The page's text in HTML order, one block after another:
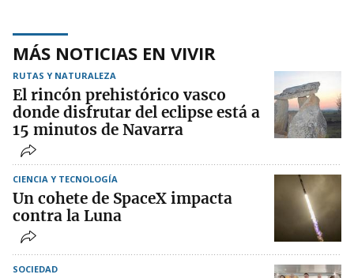
MÁS NOTICIAS EN VIVIR
RUTAS Y NATURALEZA
El rincón prehistórico vasco
donde disfrutar del eclipse está a
15 minutos de Navarra
CIENCIA Y TECNOLOGÍA
Un cohete de SpaceX impacta
contra la Luna
SOCIEDAD